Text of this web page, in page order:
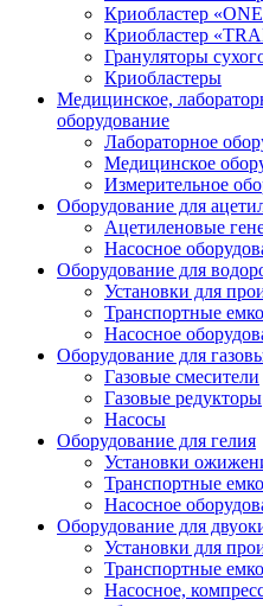
Криобластер
Криобластер
Грануляторы
Криобластеры
Медицинское,
оборудование
Лабораторное
Медицинское
Измерительное
Оборудование для
Ацетиленовые
Насосное
Оборудование для
Установки для
Транспортные
Насосное
Оборудование для
Газовые смесители
Газовые редукторы
Насосы
Оборудование для гелия
Установки
Транспортные
Насосное
Оборудование для
Установки для
Транспортные
Насосное,